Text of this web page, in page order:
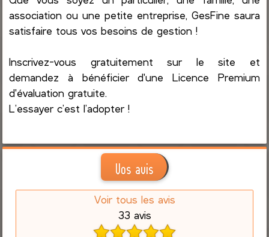
association ou une petite entreprise, GesFine saura
satisfaire tous vos besoins de gestion !
Inscrivez-vous gratuitement sur le site et
demandez à bénéficier d'une Licence Premium
d'évaluation gratuite.
L’essayer c’est l’adopter !
Vos avis
Voir tous les avis
33 avis